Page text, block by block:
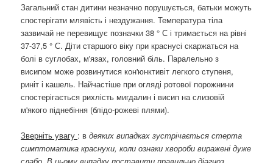
Загальний стан дитини незначно порушується, батьки можуть
спостерігати млявість і нездужання. Температура тіла
зазвичай не перевищує позначки 38 ° С і тримається на рівні
37-37,5 ° С. Діти старшого віку при краснусі скаржаться на
болі в суглобах, м'язах, головний біль. Паралельно з
висипом може розвинутися кон'юнктивіт легкого ступеня,
риніт і кашель. Найчастіше при огляді ротової порожнини
спостерігається рихлість мигдалин і висип на слизовій
м'якого піднебіння (блідо-рожеві плями).
Зверніть увагу : вдеяких випадках зустрічається стерта
симптоматика краснухи, коли ознаки хвороби виражені дуже